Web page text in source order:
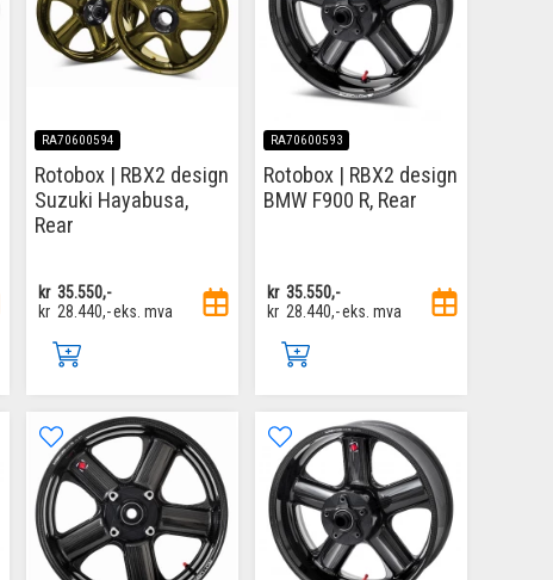
RA70600594
Rotobox | RBX2 design
Suzuki Hayabusa,
Rear
kr 35.550,-
kr 28.440,-eks. mva
RA70600593
Rotobox | RBX2 design
BMW F900 R, Rear
kr 35.550,-
kr 28.440,-eks. mva